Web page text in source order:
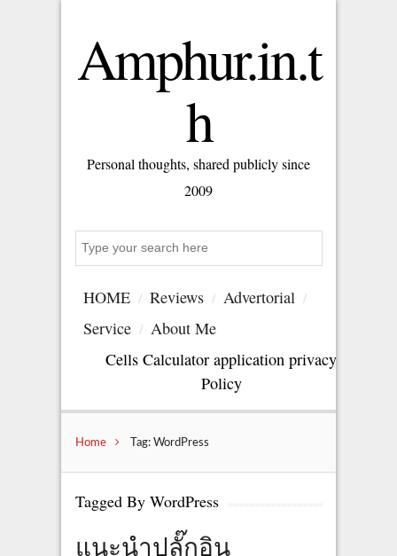
Amphur.in.t
h
Personal thoughts, shared publicly since
2009
e
HOME Reviews
Advertorial
Service
About Me
Cells Calculator application privacy
Policy
Home Tag: WordPress
Tagged By WordPress
แนะนำปลั๊กอิน